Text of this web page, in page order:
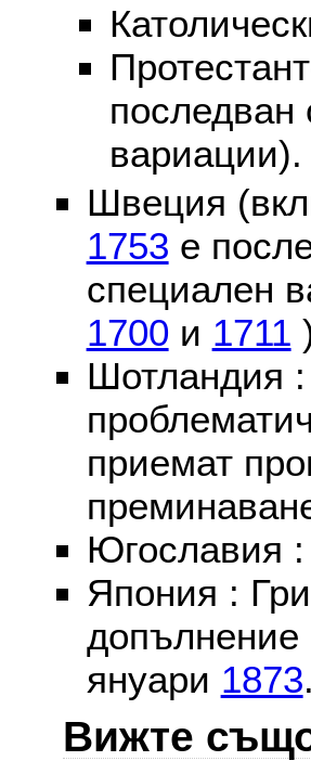
последван
вариации).
Швеция
1753 е
специален
1700 и 1711
Шотландия :
приемат
Югославия :
Япония :
допълнение
януари 1873.
Вижте